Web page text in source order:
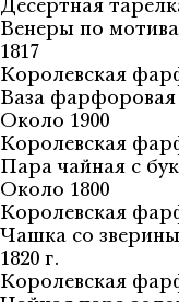
Десертная
Венеры по
1817
Королевская
Ваза фарфоровая
Около 1900
Королевская
Пара чайная с
Около 1800
Королевская
Чашка со
1820 г.
Королевская